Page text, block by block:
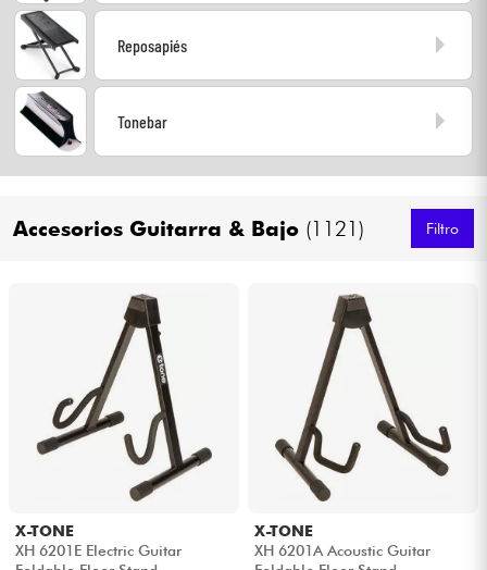
Ver nuestras marcas
Reposapiés
Tonebar
Accesorios Guitarra & Bajo (1121) Filtro
X-TONE
XH 6201E Electric Guitar
X-TONE
XH 6201A Acoustic Guitar